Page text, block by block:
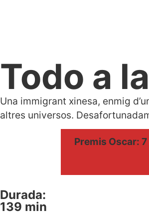
Todo a
Una immigrant xinesa, enmig
altres universos.
Premis Oscar:
Durada:
139 min